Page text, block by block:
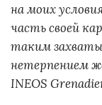
на моих
часть своей
таким
нетерпением
INEOS